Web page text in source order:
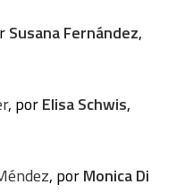
Susana Fernández,
, porElisa Schwis,
, porMonica Di